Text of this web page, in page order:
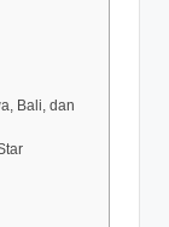
Bali, dan